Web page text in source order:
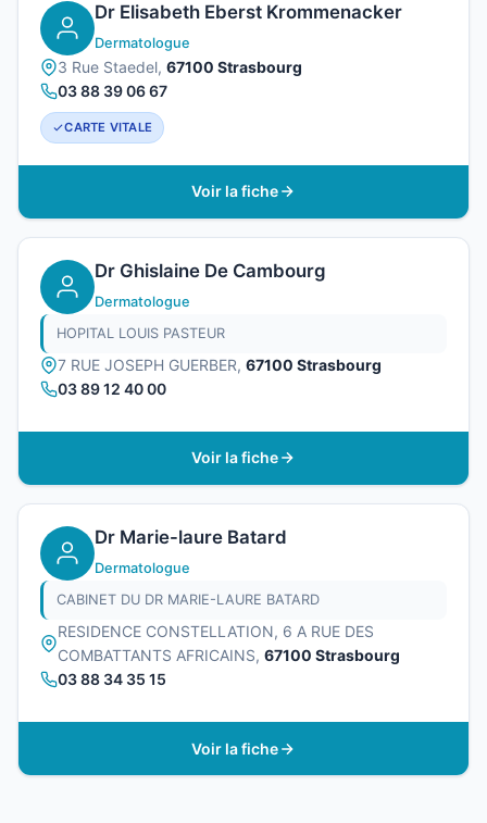
Dr Elisabeth Eberst Krommenacker
Dermatologue
3 Rue Staedel, 67100 Strasbourg
03 88 39 06 67
CARTE VITALE
Voir la fiche
Dr Ghislaine De Cambourg
Dermatologue
HOPITAL LOUIS PASTEUR
7 RUE JOSEPH GUERBER, 67100 Strasbourg
03 89 12 40 00
Voir la fiche
Dr Marie-laure Batard
Dermatologue
CABINET DU DR MARIE-LAURE BATARD
RESIDENCE CONSTELLATION, 6 A RUE DES
COMBATTANTS AFRICAINS, 67100 Strasbourg
03 88 34 35 15
Voir la fiche